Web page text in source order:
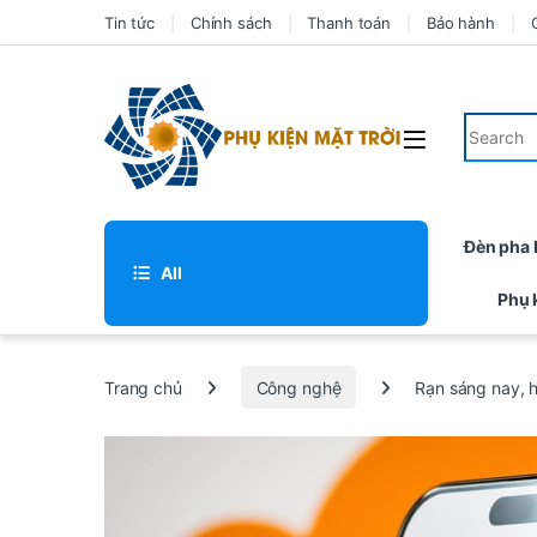
Tin tức Chính sách Thanh toán Bảo hành
All
Đèn pha
Phụ
Trang chủ Công nghệ Rạn sáng nay,